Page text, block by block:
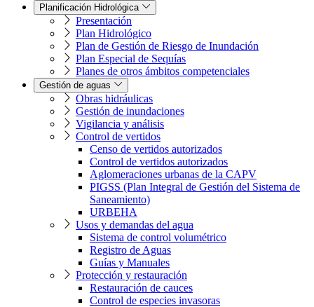
Planificación Hidrológica
Presentación
Plan Hidrológico
Plan de Gestión de Riesgo de Inundación
Plan Especial de Sequías
Planes de otros ámbitos competenciales
Gestión de aguas
Obras hidráulicas
Gestión de inundaciones
Vigilancia y análisis
Control de vertidos
Censo de vertidos autorizados
Control de vertidos autorizados
Aglomeraciones urbanas de la CAPV
PIGSS (Plan Integral de Gestión del Sistema de
Saneamiento)
URBEHA
Usos y demandas del agua
Sistema de control volumétrico
Registro de Aguas
Guías y Manuales
Protección y restauración
Restauración de cauces
Control de especies invasoras